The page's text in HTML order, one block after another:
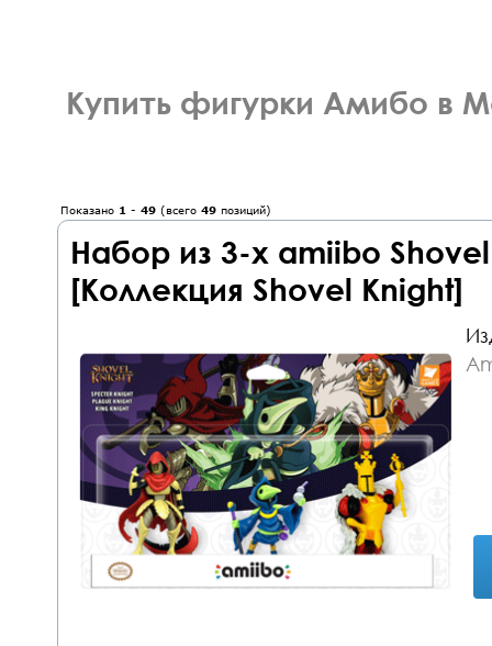
Купить фигурки Амибо в
Показано 1 - 49 (всего 49 позиций)
Набор из 3-х amiibo
[Коллекция Shovel Knight]